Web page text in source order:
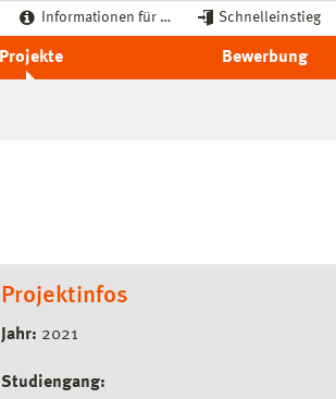
Informationen für … Schnelleinstieg
Projekte Bewerbung
Projektinfos
Jahr: 2021
Studiengang: